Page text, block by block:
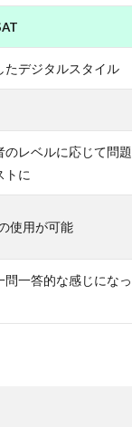
たデジタルスタイル
レベルに応じて問題
トに
使用が可能
一答的な感じになっ